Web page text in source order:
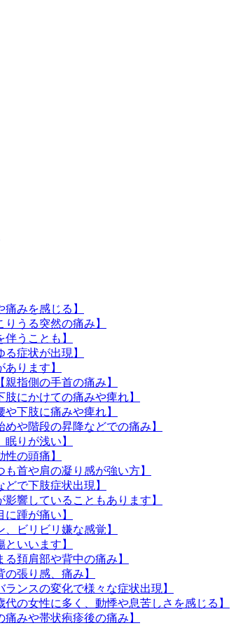
みを感じる】
うる突然の痛み】
うことも】
症状が出現】
ります】
指側の手首の痛み】
にかけての痛みや痺れ】
下肢に痛みや痺れ】
や階段の昇降などでの痛み】
りが浅い】
の頭痛】
首や肩の凝り感が強い方】
で下肢症状出現】
響していることもあります】
踵が痛い】
ビリビリ嫌な感覚】
いいます】
頚肩部や背中の痛み】
張り感、痛み】
ンスの変化で様々な症状出現】
代の女性に多く、動悸や息苦しさを感じる】
みや帯状疱疹後の痛み】